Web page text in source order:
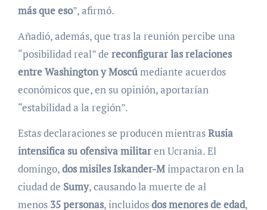
más que eso”, afirmó.
Añadió, además, que tras la reunión percibe una
“posibilidad real” de reconfigurar las relaciones
entre Washington y Moscúmediante acuerdos
económicos que, en su opinión, aportarían
“estabilidad a la región”.
Estas declaraciones se producen mientrasRusia
intensifica su ofensiva militaren Ucrania. El
domingo,dos misiles Iskander-Mimpactaron en la
ciudad de Sumy, causando la muerte de al
menos 35 personas, incluidosdos menores de edad,